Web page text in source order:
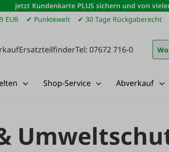
Jetzt Kundenkarte PLUS sichern und von
EUR
✔ Punktewelt ✔ 30 Tage Rückgaberecht
ErsatzteilfinderTel: 07672 716-0
Shop-Service Abverkauf